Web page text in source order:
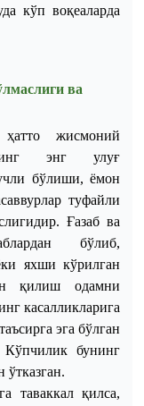
кўп воқеаларда
ва
ҳатто жисмоний
энг улуғ
бўлиши, ёмон
туфайли
Ғазаб ва
бўлиб,
яхши кўрилган
қилиш одамни
касалликларига
эга бўлган
Кўпчилик бунинг
ўтказган.
таваккал қилса,